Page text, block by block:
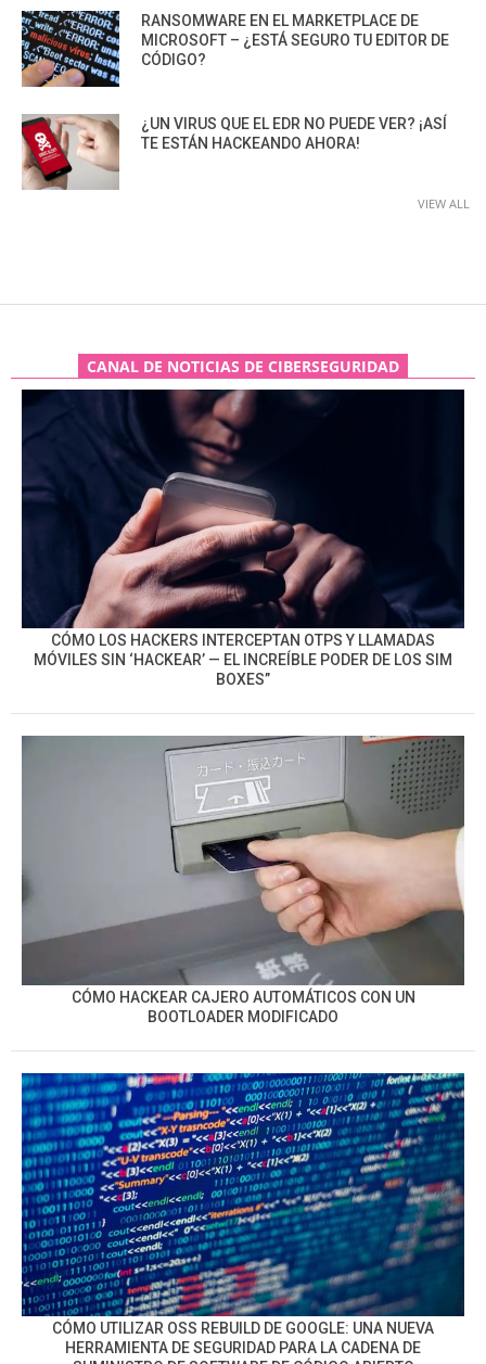
RANSOMWARE EN EL MARKETPLACE DE
MICROSOFT – ¿ESTÁ SEGURO TU EDITOR DE
CÓDIGO?
¿UN VIRUS QUE EL EDR NO PUEDE VER? ¡ASÍ
TE ESTÁN HACKEANDO AHORA!
VIEW ALL
CANAL DE NOTICIAS DE CIBERSEGURIDAD
CÓMO LOS HACKERS INTERCEPTAN OTPS Y LLAMADAS
MÓVILES SIN ‘HACKEAR’ — EL INCREÍBLE PODER DE LOS SIM
BOXES”
CÓMO HACKEAR CAJERO AUTOMÁTICOS CON UN
BOOTLOADER MODIFICADO
CÓMO UTILIZAR OSS REBUILD DE GOOGLE: UNA NUEVA
HERRAMIENTA DE SEGURIDAD PARA LA CADENA DE